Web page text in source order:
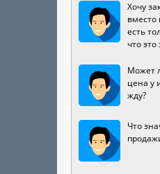
Хочу
вместо
есть
что это
Может
цена у
жду?
Что